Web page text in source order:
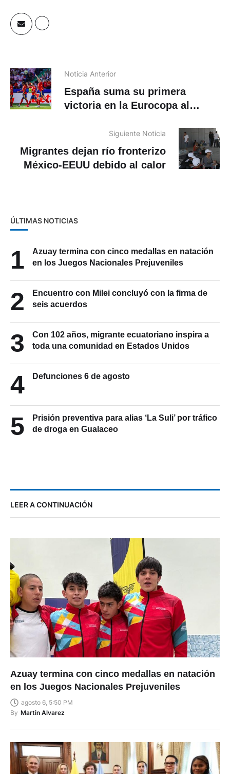
Noticia Anterior
España suma su primera
victoria en la Eurocopa al
Siguiente Noticia
Migrantes dejan río fronterizo
México-EEUU debido al calor
ÚLTIMAS NOTICIAS
1
Azuay termina con cinco medallas en natación
en los Juegos Nacionales Prejuveniles
2
Encuentro con Milei concluyó con la firma de
seis acuerdos
3
Con 102 años, migrante ecuatoriano inspira a
toda una comunidad en Estados Unidos
4 Defunciones 6 de agosto
5
Prisión preventiva para alias ‘La Suli’ por tráfico
de droga en Gualaceo
LEER A CONTINUACIÓN
Azuay termina con cinco medallas en natación
en los Juegos Nacionales Prejuveniles
agosto 6, 5:50 PM
By Martin Alvarez